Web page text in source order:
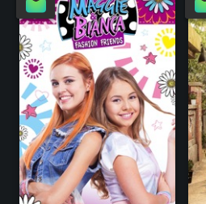
8.6 6.1